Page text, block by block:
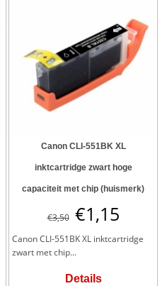
Canon CLI-551BK XL
inktcartridge zwart hoge
capaciteit met chip (huismerk)
€3,50 €1,15
Canon CLI-551BK XL inktcartridge
zwart met chip...
Details